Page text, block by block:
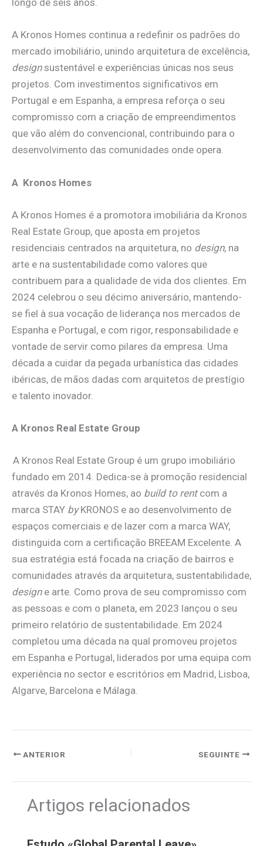
longo de seis anos.
A Kronos Homes continua a redefinir os padrões do
mercado imobiliário, unindo arquitetura de excelência,
designsustentável e experiências únicas nos seus
projetos. Com investimentos significativos em
Portugal e em Espanha, a empresa reforça o seu
compromisso com a criação de empreendimentos
que vão além do convencional, contribuindo para o
desenvolvimento das comunidades onde opera.
A Kronos Homes
A Kronos Homes é a promotora imobiliária da Kronos
Real Estate Group, que aposta em projetos
residenciais centrados na arquitetura, no design, na
arte e na sustentabilidade como valores que
contribuem para a qualidade de vida dos clientes. Em
2024 celebrou o seu décimo aniversário, mantendo-
se fiel à sua vocação de liderança nos mercados de
Espanha e Portugal, e com rigor, responsabilidade e
vontade de servir como pilares da empresa. Uma
década a cuidar da pegada urbanística das cidades
ibéricas, de mãos dadas com arquitetos de prestígio
e talento inovador.
A Kronos Real Estate Group
A Kronos Real Estate Group é um grupo imobiliário
fundado em 2014. Dedica-se à promoção residencial
através da Kronos Homes, ao build to rentcom a
marca STAY byKRONOS e ao desenvolvimento de
espaços comerciais e de lazer com a marca WAY,
distinguida com a certificação BREEAM Excelente. A
sua estratégia está focada na criação de bairros e
comunidades através da arquitetura, sustentabilidade,
designe arte. Como prova de seu compromisso com
as pessoas e com o planeta, em 2023 lançou o seu
primeiro relatório de sustentabilidade. Em 2024
completou uma década na qual promoveu projetos
em Espanha e Portugal, liderados por uma equipa com
experiência no sector e escritórios em Madrid, Lisboa,
Algarve, Barcelona e Málaga.
ANTERIOR SEGUINTE
Artigos relacionados